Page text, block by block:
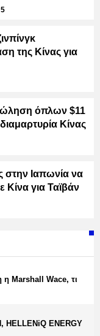
της Κίνας για
όπλων $11
Κίνας
στην Ιαπωνία να
Κίνα για Ταϊβάν
η Marshall Wace, τι
HELLENiQ ENERGY